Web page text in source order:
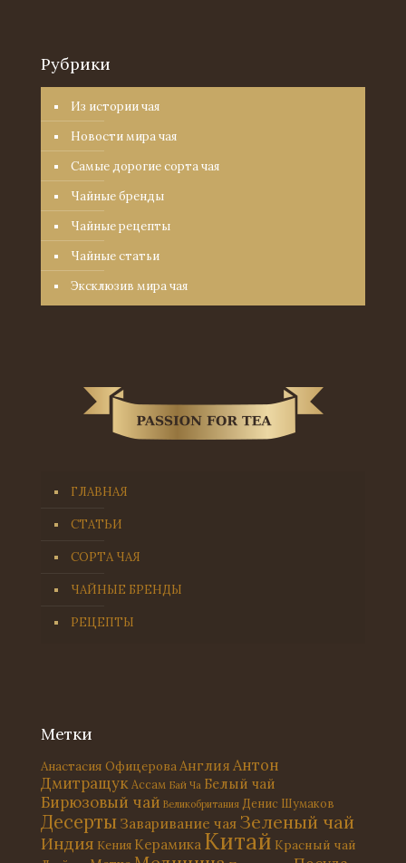
Рубрики
Из истории чая
Новости мира чая
Самые дорогие сорта чая
Чайные бренды
Чайные рецепты
Чайные статьи
Эксклюзив мира чая
ГЛАВНАЯ
СТАТЬИ
СОРТА ЧАЯ
ЧАЙНЫЕ БРЕНДЫ
РЕЦЕПТЫ
Метки
Анастасия ОфицероваАнглия Антон
Дмитращук Ассам Бай Ча Белый чай
Бирюзовый чай Великобритания Денис Шумаков
Десерты Заваривание чая Зеленый чай
Индия Кения Керамика Китай Красный чай